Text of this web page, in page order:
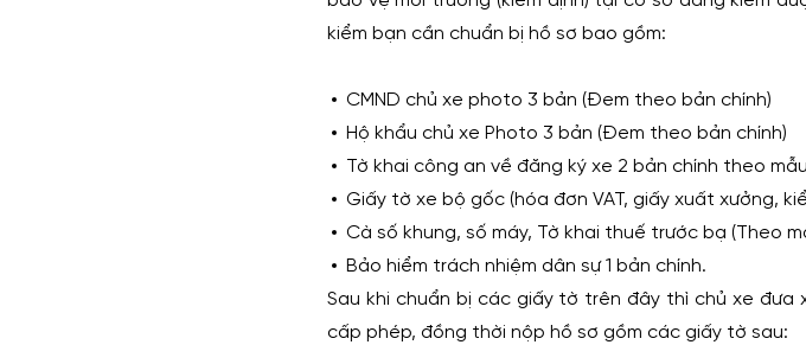
kiểm bạn cần chuẩn bị hồ sơ bao gồm:
CMND chủ xe photo 3 bản (Đem theo bản chính)
Hộ khẩu chủ xe Photo 3 bản (Đem theo bản chính)
Tờ khai công an về đăng ký xe 2 bản chính theo
Giấy tờ xe bộ gốc (hóa đơn VAT, giấy xuất xưởng,
Cà số khung, số máy, Tờ khai thuế trước bạ (Theo
Bảo hiểm trách nhiệm dân sự 1 bản chính.
Sau khi chuẩn bị các giấy tờ trên đây thì chủ xe
cấp phép, đồng thời nộp hồ sơ gồm các giấy tờ sau: